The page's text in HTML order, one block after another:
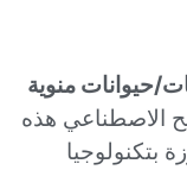
حيوانات منوية
الاصطناعي هذه
بتكنولوجيا